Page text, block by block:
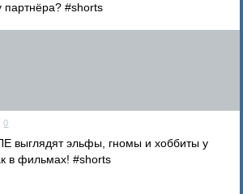
партнёра? #shorts
0
выглядят эльфы, гномы и хоббиты у
в фильмах! #shorts